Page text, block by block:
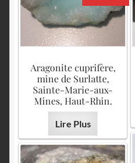
Aragonite cuprifère,
mine de Surlatte,
Sainte-Marie-aux-
Mines, Haut-Rhin.
Lire Plus